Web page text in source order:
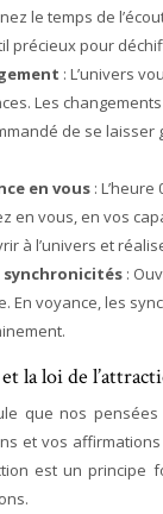
le temps de
précieux pour
: L’univers
Les
de se
en vous :
en vous, en vos
à l’univers et
:
En voyance, les
la loi de
que nos
et vos
est un